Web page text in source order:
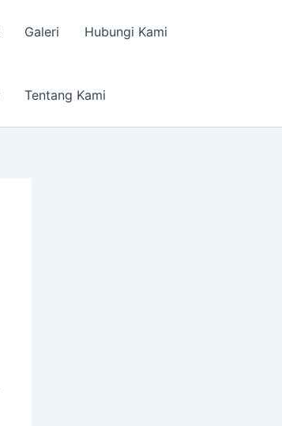
Galeri Hubungi Kami
Tentang Kami